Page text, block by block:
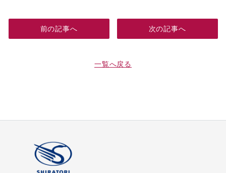
前の記事へ
一覧へ戻る
次の記事へ